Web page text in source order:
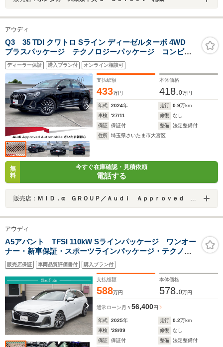
アウディ
Q3 35 TDI クワトロ Sライン ディーゼルターボ 4WD
プラスパッケージ テクノロジーパッケージ コンビニ
アシスタンスパッケージ
ディーラー保証 購入プラン付 オンライン相談可
支払総額
433万円
本体価格
418.0万円
年式 2024年 走行 0.9万km
車検
'27/11 修復
なし
保証
保証付 整備
法定整備付
住所
埼玉県さいたま市大宮区
無
料
今すぐ在庫確認・見積依頼
電話する
販売店： ＭＩＤ．α ＧＲＯＵＰ／Ａｕｄｉ Ａｐｐｒｏｖｅｄ Ａｕｔｏｍｏｂｉｌｅ さいたま新都心／株式会社ＭＩＤ
アウディ
A5アバント TFSI 110kW Sラインパッケージ ワンオー
ナー・新車保証・スポーツラインパッケージ・テクノロ
ジーパッケージプロ・パッセンジャーディスプレイ・ラ
イティングパッケージ・スマートパノラマガラスルー
フ・マトリクスLEDライト・専用19インチ
販売店保証 車両品質評価書付 購入プラン付
支払総額
588万円
本体価格
578.0万円
通常ローン 月々56,400円
年式 2025年 走行 0.2万km
車検
'28/09 修復
なし
保証
保証付 整備
法定整備付